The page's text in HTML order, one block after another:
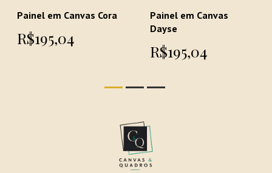
Painel em Canvas Cora
R$195,04
Painel em Canvas
Dayse
R$195,04